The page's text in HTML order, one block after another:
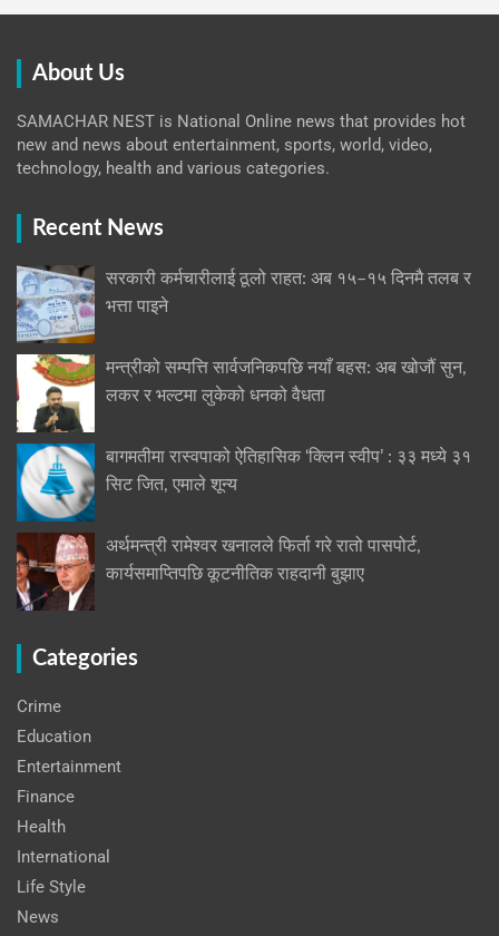
About Us
SAMACHAR NEST is National Online news that provides hot
new and news about entertainment, sports, world, video,
technology, health and various categories.
Recent News
सरकारी कर्मचारीलाई ठूलो राहत: अब १५–१५ दिनमै तलब र
भत्ता पाइने
मन्त्रीको सम्पत्ति सार्वजनिकपछि नयाँ बहस: अब खोजौं सुन,
लकर र भल्टमा लुकेको धनको वैधता
बागमतीमा रास्वपाको ऐतिहासिक ‘क्लिन स्वीप’ : ३३ मध्ये ३१
सिट जित, एमाले शून्य
अर्थमन्त्री रामेश्वर खनालले फिर्ता गरे रातो पासपोर्ट,
कार्यसमाप्तिपछि कूटनीतिक राहदानी बुझाए
Categories
Crime
Education
Entertainment
Finance
Health
International
Life Style
News